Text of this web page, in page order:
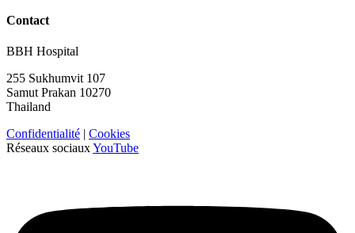
Contact
BBH Hospital
255 Sukhumvit 107
Samut Prakan 10270
Thailand
Confidentialité | Cookies
Réseaux sociauxYouTube